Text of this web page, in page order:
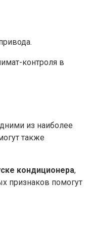
контроля в
из наиболее
также
кондиционера,
признаков помогут